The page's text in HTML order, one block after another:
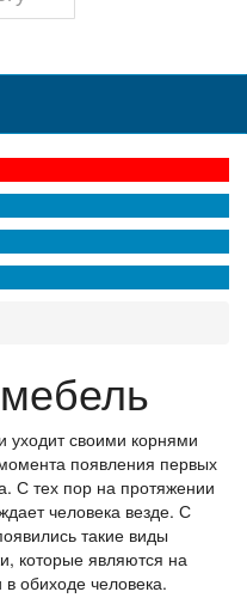
своими корнями
появления первых
С тех пор на протяжении
человека везде. С
такие виды
которые являются на
обиходе человека.